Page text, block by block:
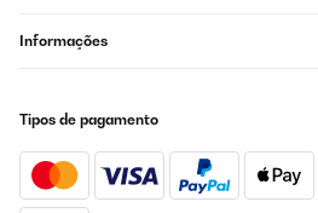
Informações
Tipos de pagamento